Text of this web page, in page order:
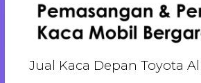
Jual Kaca Depan Toyota